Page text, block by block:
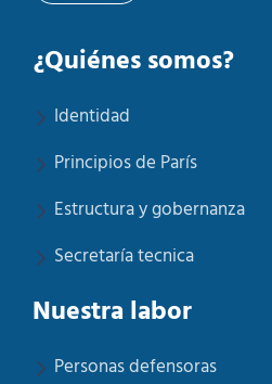
¿Quiénes somos?
Identidad
Principios de París
Estructura y gobernanza
Secretaría tecnica
Nuestra labor
Personas defensoras